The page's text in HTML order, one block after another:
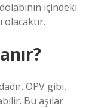
içindeki
olacaktır.
OPV gibi,
Bu aşılar